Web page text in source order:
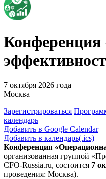
Конференция
7 октября 2026 года
Москва
Зарегистрироваться
календарь
Добавить в Google Calendar
Добавить в календарь(.ics)
Конференция
организованная группой
CFO-Russia.ru, состоится 7
проведения: Москва).